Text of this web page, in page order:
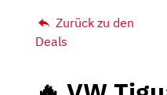
Zurück zu den
Deals